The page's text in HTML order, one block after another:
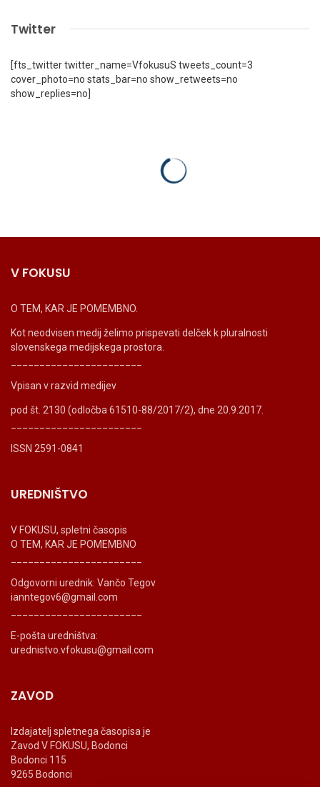
Twitter
[fts_twitter twitter_name=VfokusuS tweets_count=3
cover_photo=no stats_bar=no show_retweets=no
show_replies=no]
V FOKUSU
O TEM, KAR JE POMEMBNO.
Kot neodvisen medij želimo prispevati delček k pluralnosti
slovenskega medijskega prostora.
Vpisan v razvid medijev
pod št. 2130 (odločba 61510-88/2017/2), dne 20.9.2017.
ISSN 2591-0841
UREDNIŠTVO
V FOKUSU, spletni časopis
O TEM, KAR JE POMEMBNO
Odgovorni urednik: Vančo Tegov
ianntegov6@gmail.com
E-pošta uredništva:
urednistvo.vfokusu@gmail.com
ZAVOD
Izdajatelj spletnega časopisa je
Zavod V FOKUSU, Bodonci
Bodonci 115
9265 Bodonci